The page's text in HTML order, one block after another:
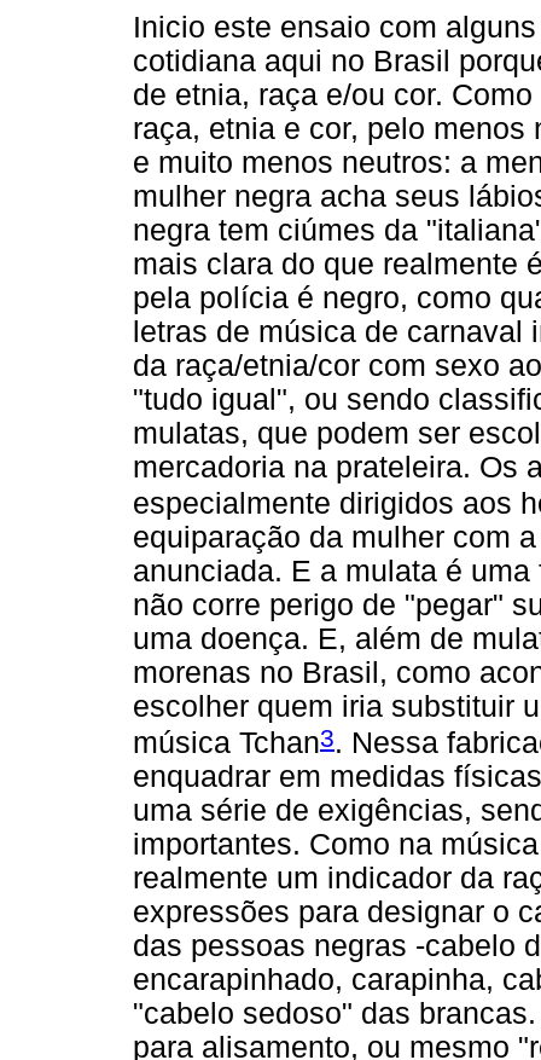
Inicio este ensaio com
cotidiana aqui no Brasil
de etnia, raça e/ou cor.
raça, etnia e cor, pelo
e muito menos neutros: a
mulher negra acha seus
negra tem ciúmes da
mais clara do que realmente
pela polícia é negro, como
letras de música de carnaval
da raça/etnia/cor com sexo
"tudo igual", ou sendo
mulatas, que podem ser
mercadoria na prateleira. Os
especialmente dirigidos aos
equiparação da mulher com
anunciada. E a mulata é
não corre perigo de "pegar"
uma doença. E, além de
morenas no Brasil, como
escolher quem iria substituir
música Tchan3. Nessa
enquadrar em medidas
uma série de exigências,
importantes. Como na
realmente um indicador da
expressões para designar o
das pessoas negras -cabelo
encarapinhado, carapinha,
"cabelo sedoso" das
para alisamento, ou mesmo